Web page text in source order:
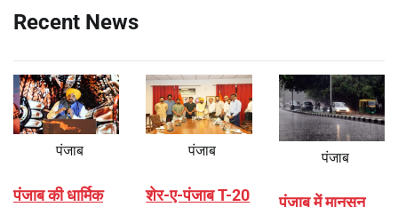
Recent News
पंजाब
पंजाब की धार्मिक
पंजाब
शेर-ए-पंजाब T-20
पंजाब
पंजाब में मानसून